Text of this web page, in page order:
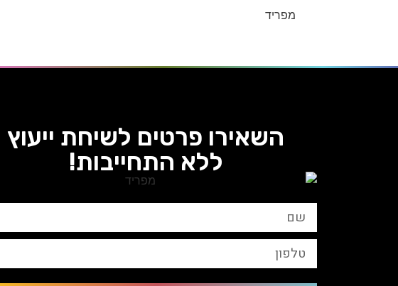
השאירו פרטים לשיחת ייעוץ
ללא התחייבות!